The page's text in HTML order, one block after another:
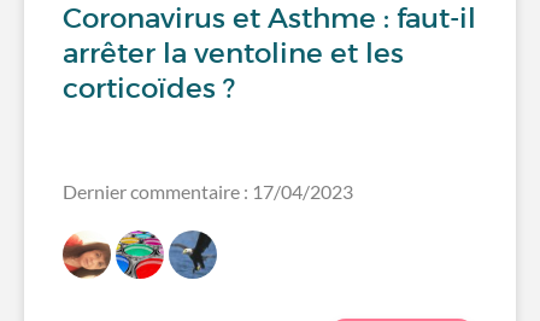
Coronavirus et Asthme : faut-il
arrêter la ventoline et les
corticoïdes ?
Dernier commentaire : 17/04/2023